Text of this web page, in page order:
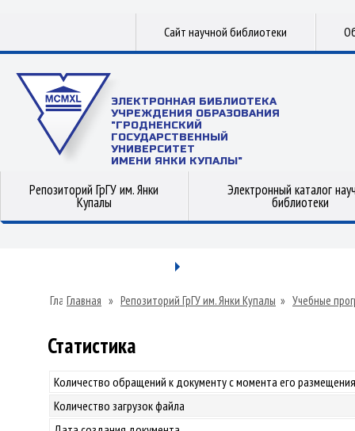
Сайт научной библиотеки
ЭЛЕКТРОННАЯ БИБЛИОТЕКА
УЧРЕЖДЕНИЯ ОБРАЗОВАНИЯ
"ГРОДНЕНСКИЙ
ГОСУДАРСТВЕННЫЙ
УНИВЕРСИТЕТ
ИМЕНИ ЯНКИ КУПАЛЫ"
Репозиторий ГрГУ им. Янки
Купалы
Электронный каталог
библиотеки
Главная » Репозиторий ГрГУ им. Янки Купалы » Учебные
Статистика
Количество обращений к документу с момента его
Количество загрузок файла